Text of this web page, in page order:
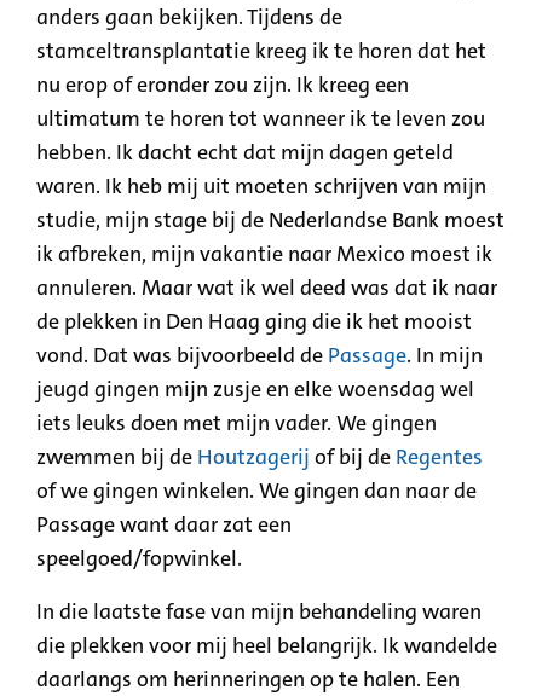
anders gaan bekijken. Tijdens de
stamceltransplantatie kreeg ik te horen dat het
nu erop of eronder zou zijn. Ik kreeg een
ultimatum te horen tot wanneer ik te leven zou
hebben. Ik dacht echt dat mijn dagen geteld
waren. Ik heb mij uit moeten schrijven van mijn
studie, mijn stage bij de Nederlandse Bank moest
ik afbreken, mijn vakantie naar Mexico moest ik
annuleren. Maar wat ik wel deed was dat ik naar
de plekken in Den Haag ging die ik het mooist
vond. Dat was bijvoorbeeld de Passage. In mijn
jeugd gingen mijn zusje en elke woensdag wel
iets leuks doen met mijn vader. We gingen
zwemmen bij de Houtzagerij ofbij de Regentes
ofwe gingen winkelen. We gingen dan naar de
Passage want daar zat een
speelgoed/fopwinkel.
In die laatste fase van mijn behandeling waren
die plekken voor mij heel belangrijk. Ik wandelde
daarlangs om herinneringen op te halen. Een